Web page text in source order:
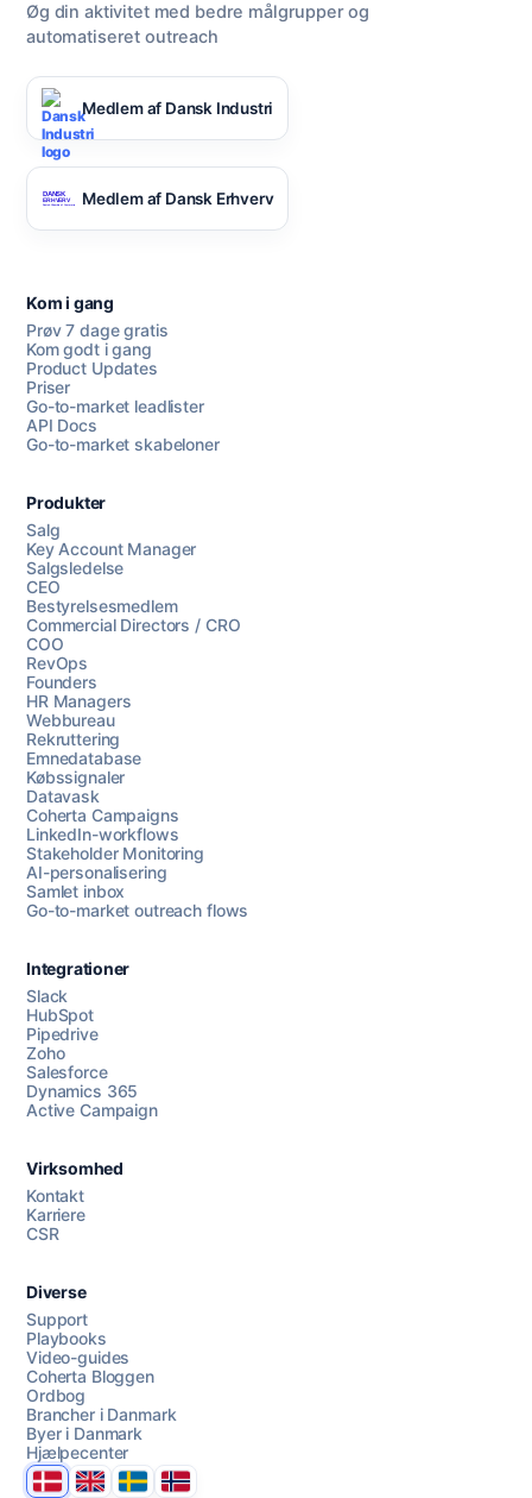
Chat med os
AI Campaign Assist
Øg din aktivitet med bedre målgrupper og
automatiseret outreach
Medlem af Dansk Industri
Medlem af Dansk Erhverv
Kom i gang
Prøv 7 dage gratis
Kom godt i gang
Product Updates
Priser
Go-to-market leadlister
API Docs
Go-to-market skabeloner
Produkter
Salg
Key Account Manager
Salgsledelse
CEO
Bestyrelsesmedlem
Commercial Directors / CRO
COO
RevOps
Founders
HR Managers
Webbureau
Rekruttering
Emnedatabase
Købssignaler
Datavask
Coherta Campaigns
LinkedIn-workflows
Stakeholder Monitoring
AI-personalisering
Samlet inbox
Go-to-market outreach flows
Integrationer
Slack
HubSpot
Pipedrive
Zoho
Salesforce
Dynamics 365
Active Campaign
Virksomhed
Kontakt
Karriere
CSR
Diverse
Support
Playbooks
Video-guides
Coherta Bloggen
Ordbog
Brancher i Danmark
Byer i Danmark
Hjælpecenter
DanmarkUnited Kingdom
SverigeNorge